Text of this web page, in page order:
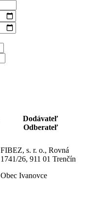
Dodávateľ
Odberateľ
FIBEZ, s. r. o., Rovná
1741/26, 911 01 Trenčín
Obec Ivanovce